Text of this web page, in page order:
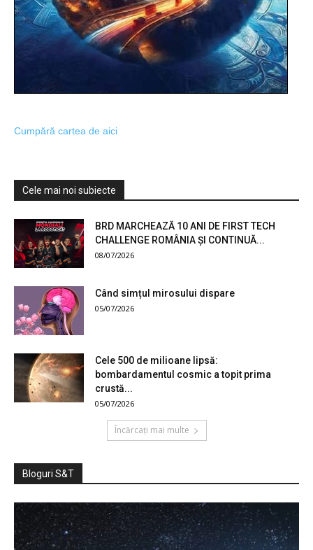
Cumpără cartea de aici
Cele mai noi subiecte
BRD MARCHEAZĂ 10 ANI DE FIRST TECH
CHALLENGE ROMÂNIA ȘI CONTINUĂ...
08/07/2026
Când simțul mirosului dispare
05/07/2026
Cele 500 de milioane lipsă:
bombardamentul cosmic a topit prima
crustă...
05/07/2026
Încărcați mai multe
Bloguri S&T